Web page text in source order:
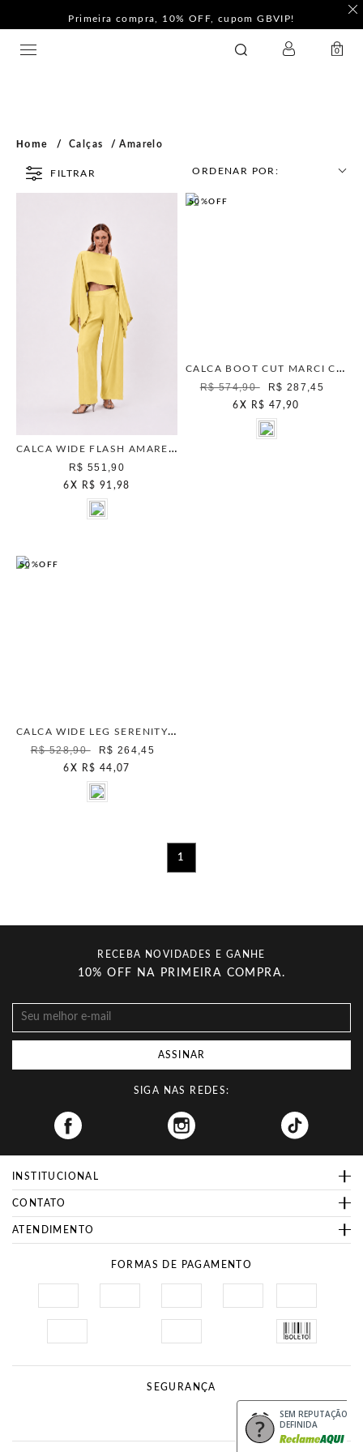
Primeira compra, 10% OFF, cupom GBVIP!
0
Home Calças Amarelo
FILTRAR ORDENAR POR:
CALCA WIDE FLASH AMARELO LIGHT
R$ 551,90
6 X R$ 91,98
50%OFF
CALCA BOOT CUT MARCI CELESTIAL/P7258/01
R$ 574,90
R$ 287,45
6 X R$ 47,90
50%OFF
CALCA WIDE LEG SERENITY CELESTIAL/P7258/01
R$ 528,90
R$ 264,45
6 X R$ 44,07
1
RECEBA NOVIDADES E GANHE
10% OFF NA PRIMEIRA COMPRA.
ASSINAR
SIGA NAS REDES:
Facebook
INSTITUCIONAL
CONTATO
ATENDIMENTO
FORMAS DE PAGAMENTO
SEGURANÇA
SEM REPUTAÇÃO
DEFINIDA